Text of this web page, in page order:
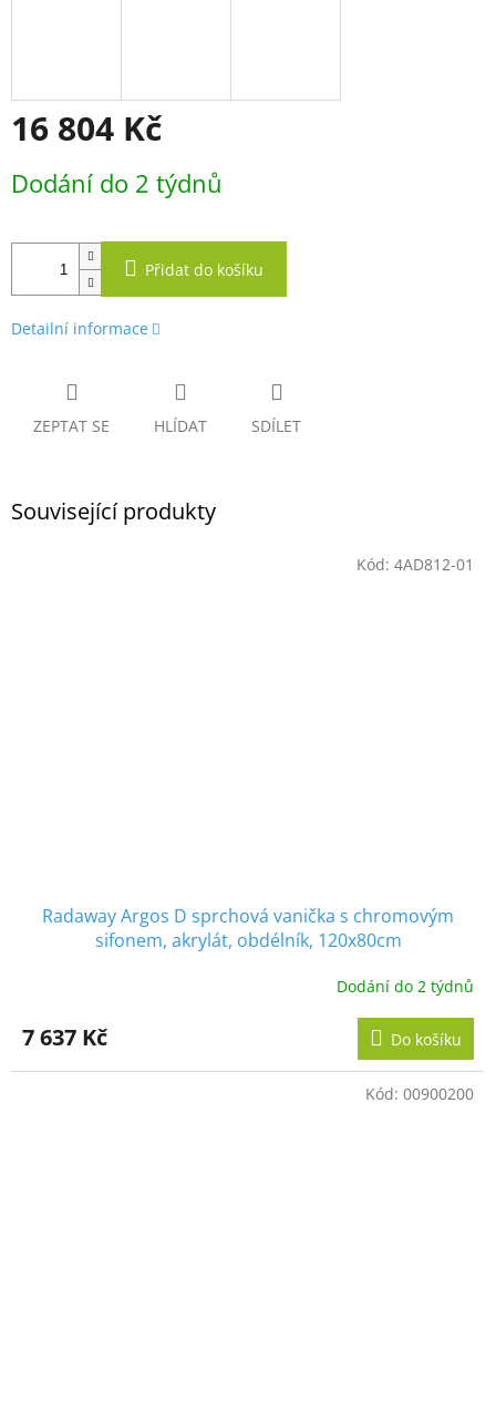
16 804 Kč
cena:
Dodání do 2 týdnů
Přidat do košíku
Detailní informace
ZEPTAT SE HLÍDAT SDÍLET
Související produkty
Radaway Argos D sprchová vanička s chromovým
sifonem, akrylát, obdélník, 120x80cm
Dodání do 2 týdnů
7 637 Kč Do košíku
Kód: 4AD812-01
Kód: 00900200